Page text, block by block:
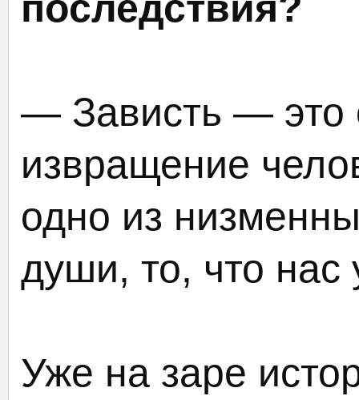
— Зависть — это
извращение
одно из
души, то, что нас
Уже на заре